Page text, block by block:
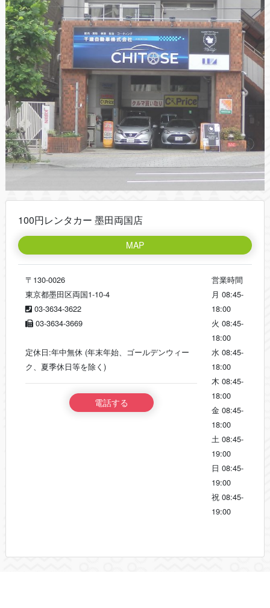
100円レンタカー 墨田両国店
MAP
〒130-0026
東京都墨田区両国1-10-4
03-3634-3622
03-3634-3669
定休日:年中無休 (年末年始、ゴールデンウィー
ク、夏季休日等を除く)
電話する
営業時間
月 08:45-
18:00
火 08:45-
18:00
水 08:45-
18:00
木 08:45-
18:00
金 08:45-
18:00
土 08:45-
19:00
日 08:45-
19:00
祝 08:45-
19:00